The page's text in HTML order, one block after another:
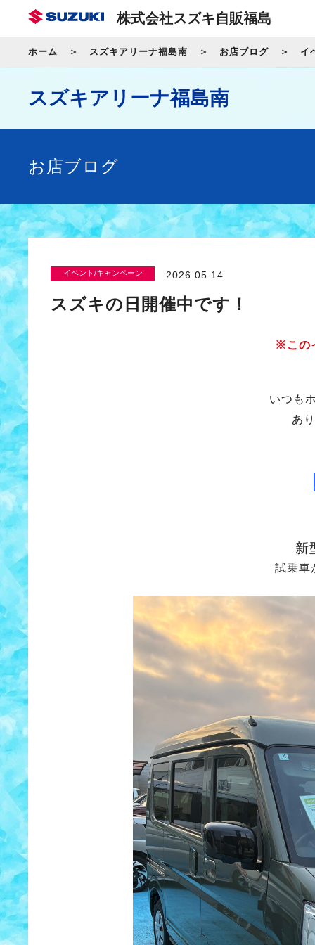
株式会社スズキ自販福島
ホーム スズキアリーナ福島南 お店ブログ イ
スズキアリーナ福島南
お店ブログ
イベント/キャンペーン 2026.05.14
スズキの日開催中です！
※この
いつも
あ
新
試乗車